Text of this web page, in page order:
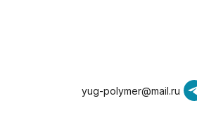
yug-polymer@mail.ru